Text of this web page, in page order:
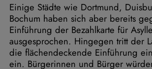
Einige Städte wie Dortmund,
Bochum haben sich aber bereits
Einführung der Bezahlkarte für
ausgesprochen. Hingegen tritt der
die flächendeckende Einführung
ein. Bürgerinnen und Bürger